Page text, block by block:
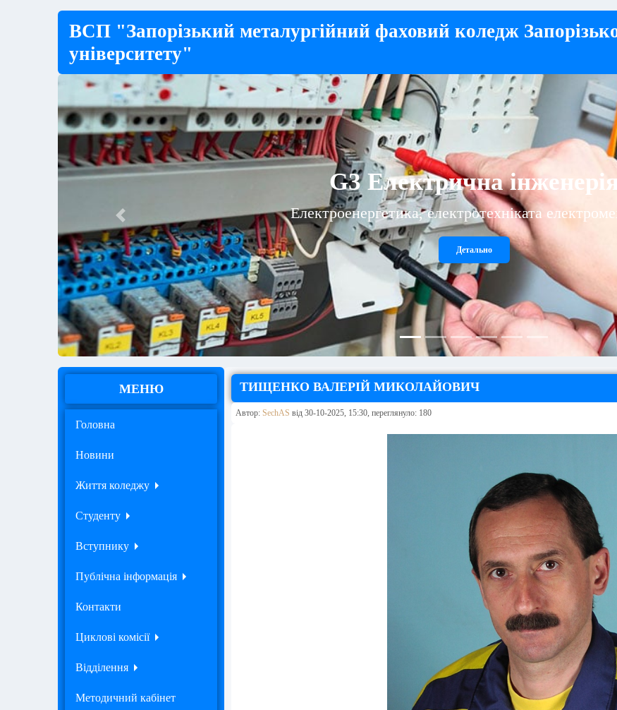
ВСП "Запорізький металургійний фаховий коледж
університету"
G3 Електрична інженерія
Електроенергетика, електротехніката
Детально
Previous
МЕНЮ
Головна
Новини
Життя коледжу
Студенту
Вступнику
Публічна інформація
Контакти
Циклові комісії
Відділення
Методичний кабінет
ТИЩЕНКО ВАЛЕРІЙ МИКОЛАЙОВИЧ
Автор:SechAS від 30-10-2025, 15:30, переглянуло: 180